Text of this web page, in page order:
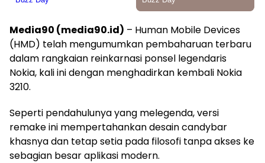
Media90 (media90.id) – Human Mobile Devices
(HMD) telah mengumumkan pembaharuan terbaru
dalam rangkaian reinkarnasi ponsel legendaris
Nokia, kali ini dengan menghadirkan kembali Nokia
3210.
Seperti pendahulunya yang melegenda, versi
remake ini mempertahankan desain candybar
khasnya dan tetap setia pada filosofi tanpa akses ke
sebagian besar aplikasi modern.